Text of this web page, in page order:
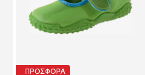
ΠΡΟΣΦΟΡΑ